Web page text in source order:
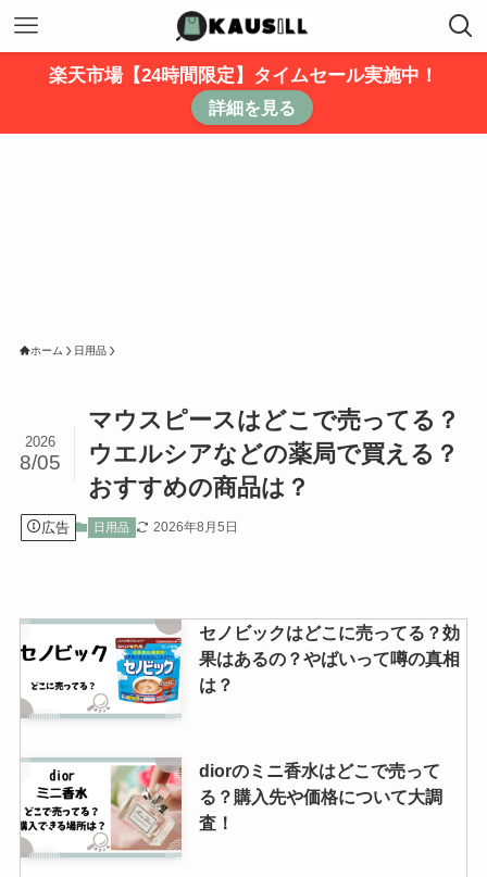
楽天市場【24時間限定】タイムセール実施中！
詳細を見る
ホーム 日用品
マウスピースはどこで売ってる？
ウエルシアなどの薬局で買える？
おすすめの商品は？
2026
8/05
広告 日用品 2026年8月5日
セノビックはどこに売ってる？効
果はあるの？やばいって噂の真相
は？
diorのミニ香水はどこで売って
る？購入先や価格について大調
査！